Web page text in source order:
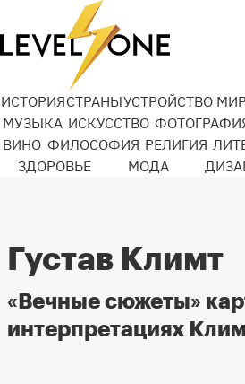
ИСТОРИЯСТРАНЫУСТРОЙСТВО
МУЗЫКА ИСКУССТВО
ВИНО ФИЛОСОФИЯ РЕЛИГИЯ
ЗДОРОВЬЕ
МОДА
Густав Климт
«Вечные сюжеты»
интерпретациях